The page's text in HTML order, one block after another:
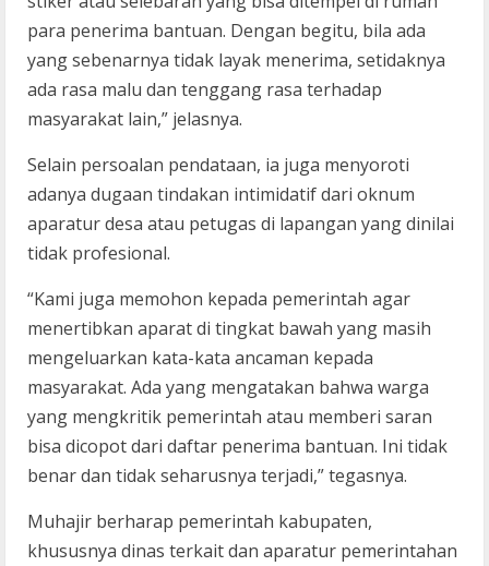
para penerima bantuan. Dengan begitu, bila ada
yang sebenarnya tidak layak menerima, setidaknya
ada rasa malu dan tenggang rasa terhadap
masyarakat lain,” jelasnya.
Selain persoalan pendataan, ia juga menyoroti
adanya dugaan tindakan intimidatif dari oknum
aparatur desa atau petugas di lapangan yang dinilai
tidak profesional.
“Kami juga memohon kepada pemerintah agar
menertibkan aparat di tingkat bawah yang masih
mengeluarkan kata-kata ancaman kepada
masyarakat. Ada yang mengatakan bahwa warga
yang mengkritik pemerintah atau memberi saran
bisa dicopot dari daftar penerima bantuan. Ini tidak
benar dan tidak seharusnya terjadi,” tegasnya.
Muhajir berharap pemerintah kabupaten,
khususnya dinas terkait dan aparatur pemerintahan